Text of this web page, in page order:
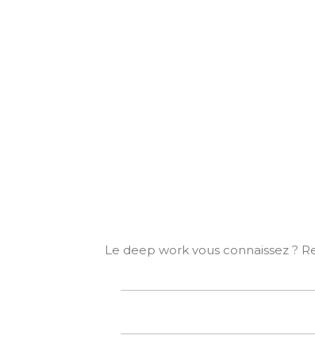
Le deep work vous connaissez ?